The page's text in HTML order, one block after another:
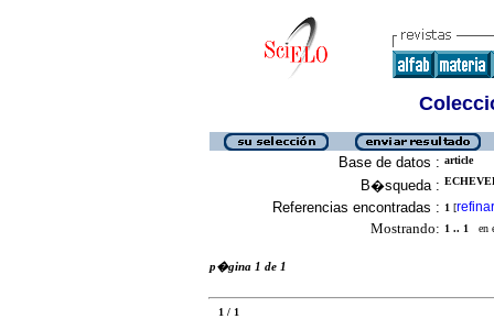
Base de datos : article
B�squeda :
Referencias encontradas : 1 [refinar
Mostrando: 1 .. 1 en
p�gina 1 de 1
1 / 1